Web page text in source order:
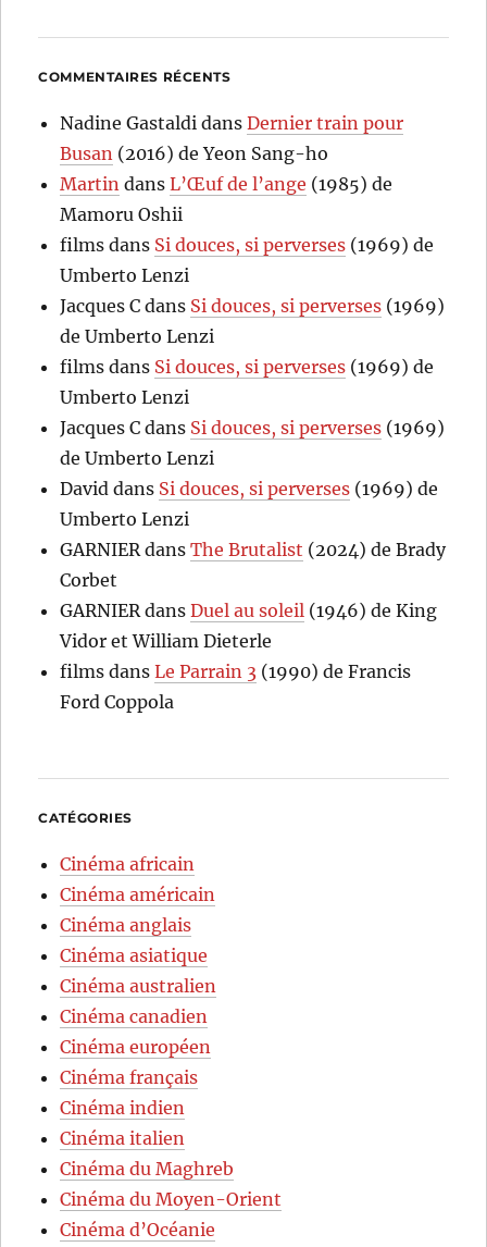
COMMENTAIRES RÉCENTS
Nadine Gastaldi dansDernier train pour
Busan (2016) de Yeon Sang-ho
Martin dansL’Œuf de l’ange (1985) de
Mamoru Oshii
films dans Si douces, si perverses (1969) de
Umberto Lenzi
Jacques C dans Si douces, si perverses (1969)
de Umberto Lenzi
films dans Si douces, si perverses (1969) de
Umberto Lenzi
Jacques C dans Si douces, si perverses (1969)
de Umberto Lenzi
David dans Si douces, si perverses (1969) de
Umberto Lenzi
GARNIER dansThe Brutalist (2024) de Brady
Corbet
GARNIER dansDuel au soleil (1946) de King
Vidor et William Dieterle
films dansLe Parrain 3 (1990) de Francis
Ford Coppola
CATÉGORIES
Cinéma africain
Cinéma américain
Cinéma anglais
Cinéma asiatique
Cinéma australien
Cinéma canadien
Cinéma européen
Cinéma français
Cinéma indien
Cinéma italien
Cinéma du Maghreb
Cinéma du Moyen-Orient
Cinéma d’Océanie